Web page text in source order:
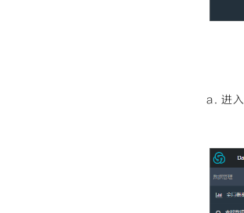
a. 进入